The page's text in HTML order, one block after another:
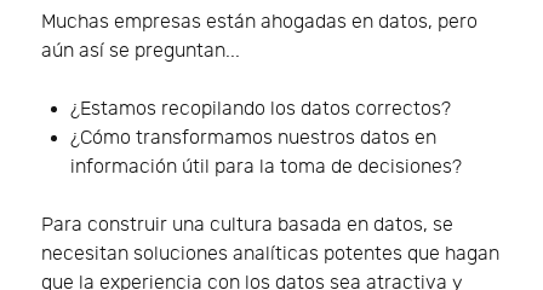
Muchas empresas están ahogadas en datos, pero
aún así se preguntan...
¿Estamos recopilando los datos correctos?
¿Cómo transformamos nuestros datos en
información útil para la toma de decisiones?
Para construir una cultura basada en datos, se
necesitan soluciones analíticas potentes que hagan
que la experiencia con los datos sea atractiva y